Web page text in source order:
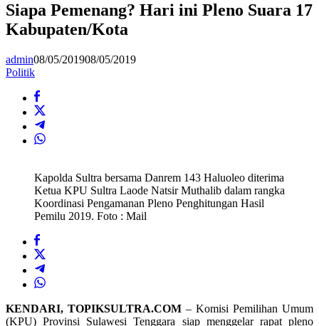
ini
Pleno
17
Siapa Pemenang? Hari ini Pleno Suara 17
Kabupaten/Kota
admin08/05/201908/05/2019
Politik
Kapolda Sultra bersama Danrem 143 Haluoleo diterima
Ketua KPU Sultra Laode Natsir Muthalib dalam rangka
Koordinasi Pengamanan Pleno Penghitungan Hasil
Pemilu 2019. Foto : Mail
KENDARI, TOPIKSULTRA.COM – Komisi Pemilihan Umum
(KPU) Provinsi Sulawesi Tenggara siap menggelar rapat pleno